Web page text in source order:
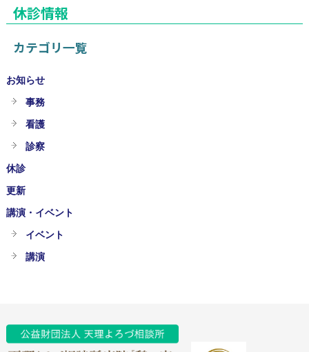
休診情報
カテゴリ一覧
お知らせ
事務
看護
診察
休診
更新
講演・イベント
イベント
講演